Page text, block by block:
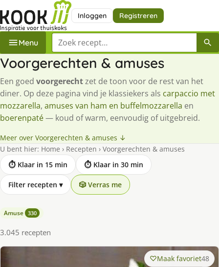
Inloggen Registreren
Menu Zoek een recept
Voorgerechten & amuses
Een goed voorgerechtzet de toon voor de rest van het
diner. Op deze pagina vind je klassiekers als carpaccio met
mozzarella, amuses van ham en buffelmozzarella en
boerenpaté— koud of warm, eenvoudig of uitgebreid.
Meer over Voorgerechten & amuses ↓
U bent hier: Home › Recepten › Voorgerechten & amuses
⏱ Klaar in 15 min
⏱ Klaar in 30 min
Filter recepten ▾ 🎲 Verras me
Amuse 330
3.045 recepten
Maak favoriet48